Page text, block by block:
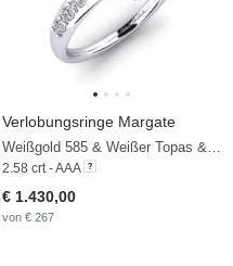
Verlobungsringe Margate
2.58 crt - AAA
€ 1.430,00
von € 267